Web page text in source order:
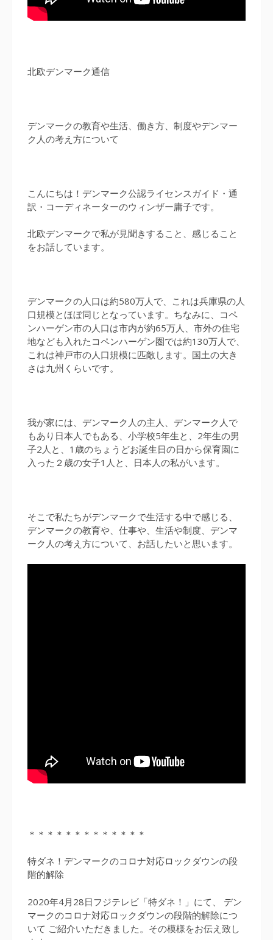
北欧デンマーク通信
デンマークの教育や生活、働き方、制度やデンマー
ク人の考え方について
こんにちは！デンマーク公認ライセンスガイド・通
訳・コーディネーターのウィンザー庸子です。
北欧デンマークで私が見聞きすること、感じること
をお話しています。
デンマークの人口は約580万人で、これは兵庫県の人
口規模とほぼ同じとなっています。ちなみに、コペ
ンハーゲン市の人口は市内が約65万人、市外の住宅
地なども入れたコペンハーゲン圏では約130万人で、
これは神戸市の人口規模に匹敵します。国土の大き
さは九州くらいです。
我が家には、デンマーク人の主人、デンマーク人で
もあり日本人でもある、小学校5年生と、2年生の男
子2人と、1歳のちょうどお誕生日の日から保育園に
入った２歳の女子1人と、日本人の私がいます。
そこで私たちがデンマークで生活する中で感じる、
デンマークの教育や、仕事や、生活や制度、デンマ
ーク人の考え方について、お話したいと思います。
＊＊＊＊＊＊＊＊＊＊＊＊＊
特ダネ！デンマークのコロナ対応ロックダウンの段
階的解除
2020年4月28日フジテレビ「特ダネ！」にて、 デン
マークのコロナ対応ロックダウンの段階的解除につ
いて ご紹介いただきました。その模様をお伝え致し